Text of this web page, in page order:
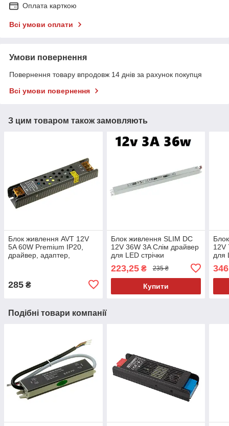
Оплата карткою
Всі умови оплати
Умови повернення
Повернення товару впродовж 14 днів за рахунок покупця
Всі умови повернення
З цим товаром також замовляють
Блок живлення AVT 12V
5A 60W Premium IP20,
драйвер, адаптер,
285 ₴
Блок живлення SLIM DC
12V 36W 3A Слім драйвер
для LED стрічки
223,25₴ 235 ₴
Купити
12V
для
Подібні товари компанії